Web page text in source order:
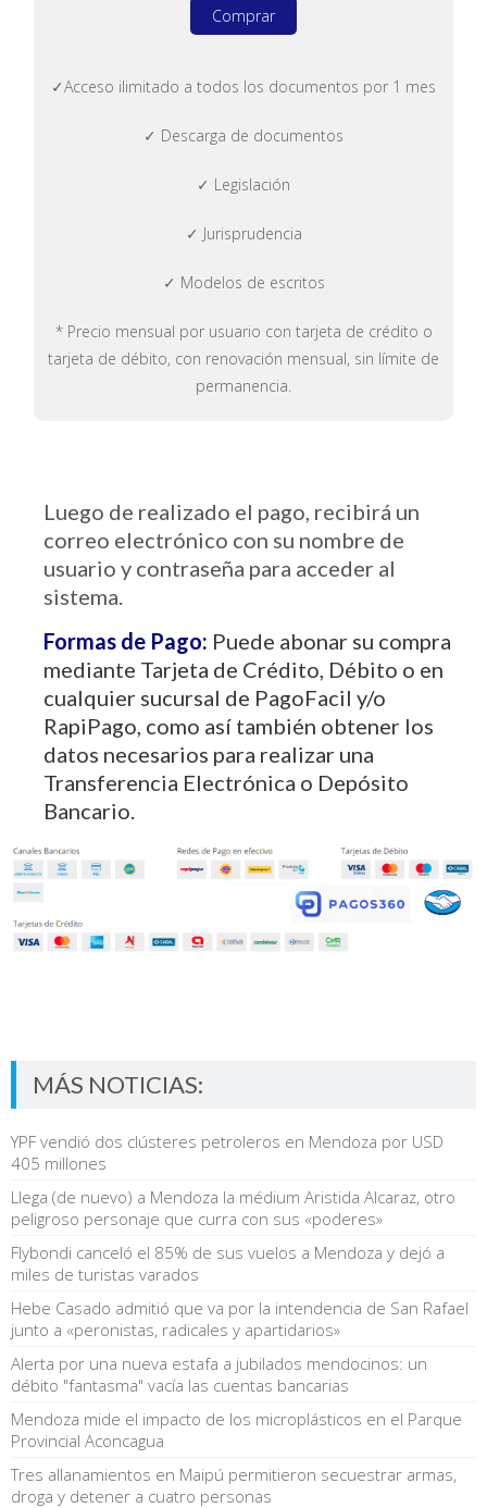
Comprar
✓Acceso ilimitado a todos los documentos por 1 mes
✓ Descarga de documentos
✓ Legislación
✓ Jurisprudencia
✓ Modelos de escritos
* Precio mensual por usuario con tarjeta de crédito o
tarjeta de débito, con renovación mensual, sin límite de
permanencia.
Luego de realizado el pago, recibirá un
correo electrónico con su nombre de
usuario y contraseña para acceder al
sistema.
Formas de Pago: Puede abonar su compra
mediante Tarjeta de Crédito, Débito o en
cualquier sucursal de PagoFacil y/o
RapiPago, como así también obtener los
datos necesarios para realizar una
Transferencia Electrónica o Depósito
Bancario.
MÁS NOTICIAS:
YPF vendió dos clústeres petroleros en Mendoza por USD
405 millones
Llega (de nuevo) a Mendoza la médium Aristida Alcaraz, otro
peligroso personaje que curra con sus «poderes»
Flybondi canceló el 85% de sus vuelos a Mendoza y dejó a
miles de turistas varados
Hebe Casado admitió que va por la intendencia de San Rafael
junto a «peronistas, radicales y apartidarios»
Alerta por una nueva estafa a jubilados mendocinos: un
débito "fantasma" vacía las cuentas bancarias
Mendoza mide el impacto de los microplásticos en el Parque
Provincial Aconcagua
Tres allanamientos en Maipú permitieron secuestrar armas,
droga y detener a cuatro personas